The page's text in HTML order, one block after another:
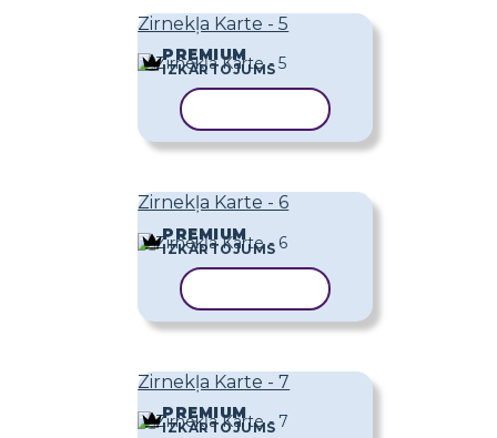
Zirnekļa Karte - 5
PREMIUM
IZKĀRTOJUMS
Zirnekļa Karte - 6
PREMIUM
IZKĀRTOJUMS
Zirnekļa Karte - 7
PREMIUM
IZKĀRTOJUMS